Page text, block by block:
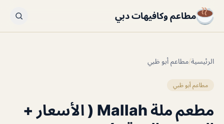
مطاعم وكافيهات دبي
الرئيسية/مطاعم أبو ظبي
مطاعم أبو ظبي
مطعم ملة Mallah ( الأسعار +